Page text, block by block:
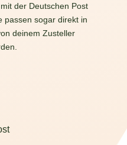
der Deutschen Post
passen sogar direkt in
deinem Zusteller